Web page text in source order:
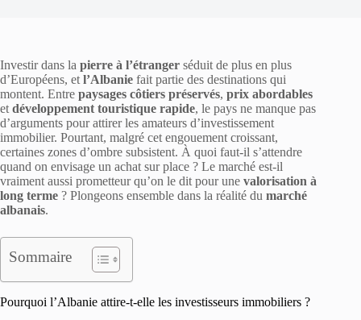
Investir dans la pierre à l’étranger séduit de plus en plus
d’Européens, et l’Albanie fait partie des destinations qui
montent. Entre paysages côtiers préservés, prix abordables
et développement touristique rapide, le pays ne manque pas
d’arguments pour attirer les amateurs d’investissement
immobilier. Pourtant, malgré cet engouement croissant,
certaines zones d’ombre subsistent. À quoi faut-il s’attendre
quand on envisage un achat sur place ? Le marché est-il
vraiment aussi prometteur qu’on le dit pour une valorisation à
long terme ? Plongeons ensemble dans la réalité du marché
albanais.
Sommaire
Pourquoi l’Albanie attire-t-elle les investisseurs immobiliers ?